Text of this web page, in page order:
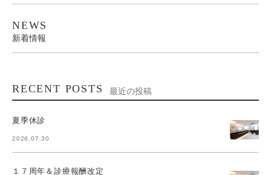
NEWS
新着情報
RECENT POSTS 最近の投稿
夏季休診
2026.07.30
１７周年＆診療報酬改定